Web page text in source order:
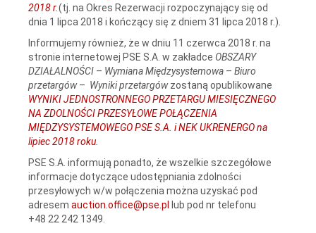
2018 r.(tj. na Okres Rezerwacji rozpoczynający się od
dnia 1 lipca 2018 i kończący się z dniem 31 lipca 2018 r.).
Informujemy również, że w dniu 11 czerwca 2018 r. na
stronie internetowej PSE S.A. w zakładce OBSZARY
DZIAŁALNOŚCI – Wymiana Międzysystemowa – Biuro
przetargów– Wyniki przetargówzostaną opublikowane
WYNIKI JEDNOSTRONNEGO PRZETARGU MIESIĘCZNEGO
NA ZDOLNOŚCI PRZESYŁOWE POŁĄCZENIA
MIĘDZYSYSTEMOWEGO PSE S.A. i NEK UKRENERGO na
lipiec 2018 roku
PSE S.A. informują ponadto, że wszelkie szczegółowe
informacje dotyczące udostępniania zdolności
przesyłowych w/w połączenia można uzyskać pod
adresem auction.office@pse.pl
lub pod nr telefonu
+48 22 242 1349.